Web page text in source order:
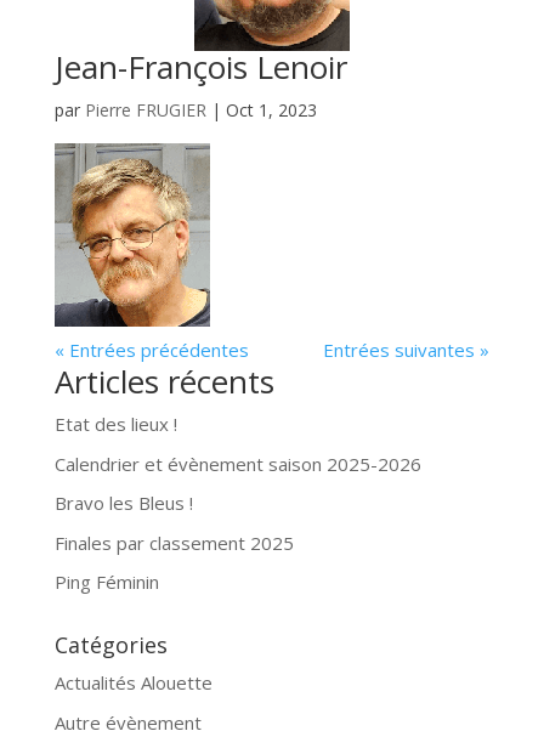
Jean-François Lenoir
par Pierre FRUGIER| Oct 1, 2023
« Entrées précédentes Entrées suivantes »
Articles récents
Etat des lieux !
Calendrier et évènement saison 2025-2026
Bravo les Bleus !
Finales par classement 2025
Ping Féminin
Catégories
Actualités Alouette
Autre évènement